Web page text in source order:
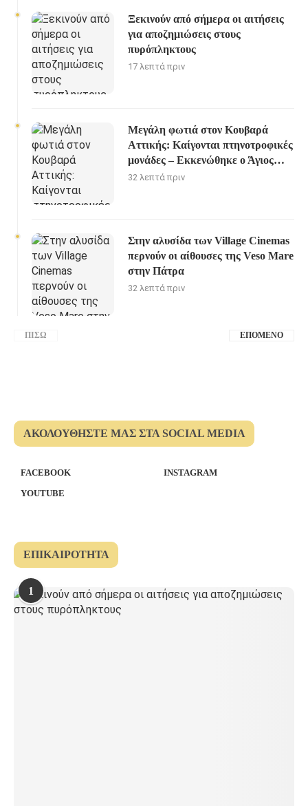
Ξεκινούν από σήμερα οι αιτήσεις
για αποζημιώσεις στους
πυρόπληκτους
17 λεπτά πριν
Μεγάλη φωτιά στον Κουβαρά
Αττικής: Καίγονται πτηνοτροφικές
μονάδες – Εκκενώθηκε ο Άγιος
Στυλιανός
32 λεπτά πριν
Στην αλυσίδα των Village Cinemas
περνούν οι αίθουσες της Veso Mare
στην Πάτρα
32 λεπτά πριν
ΠΊΣΩ ΕΠΌΜΕΝΟ
ΑΚΟΛΟΥΘΉΣΤΕ ΜΑΣ ΣΤΑ SOCIAL MEDIA
FACEBOOK
INSTAGRAM
YOUTUBE
ΕΠΙΚΑΙΡΌΤΗΤΑ
1